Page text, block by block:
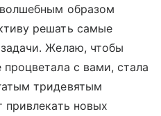
образом
решать самые
Желаю, чтобы
с вами, стала
тридевятым
привлекать новых